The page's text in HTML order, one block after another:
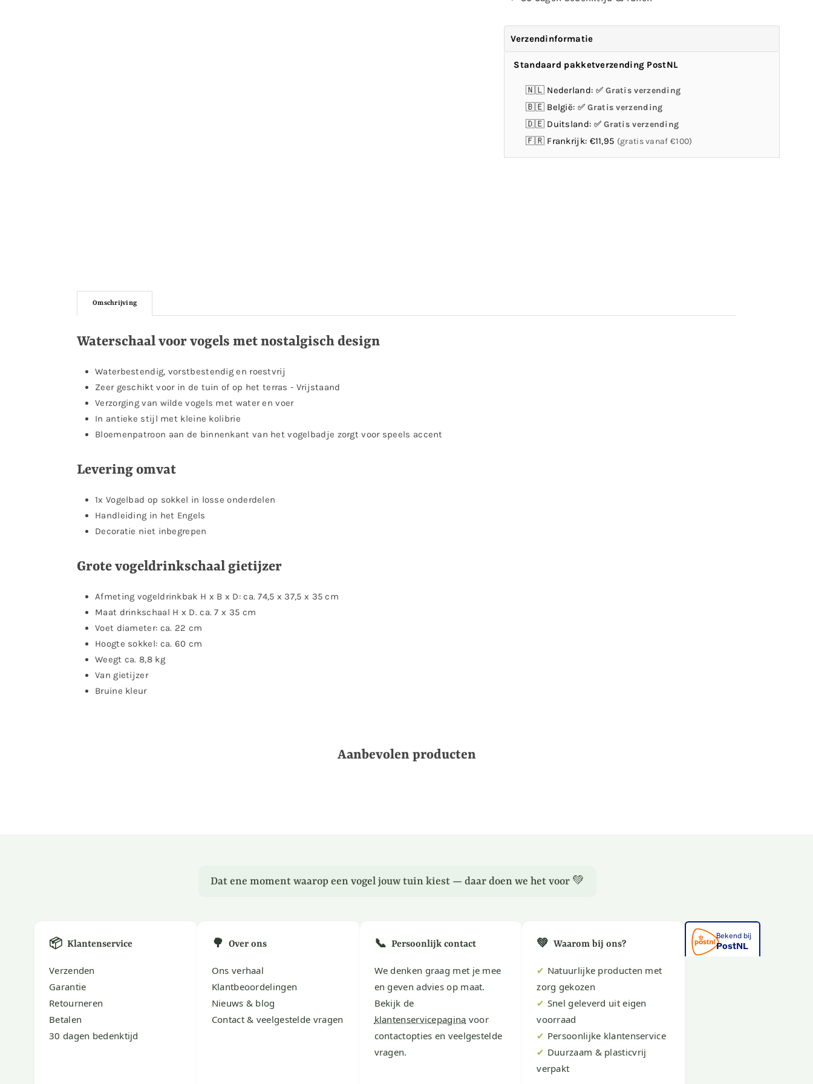
Verzendinformatie
Standaard pakketverzending PostNL
🇳🇱 Nederland: Gratis verzending
🇧🇪 België: Gratis verzending
🇩🇪 Duitsland: Gratis verzending
🇫🇷 Frankrijk: €11,95 (gratis vanaf €100)
Omschrijving
Waterschaal voor vogels met nostalgisch design
Waterbestendig, vorstbestendig en roestvrij
Zeer geschikt voor in de tuin of op het terras - Vrijstaand
Verzorging van wilde vogels met water en voer
In antieke stijl met kleine kolibrie
Bloemenpatroon aan de binnenkant van het vogelbadje zorgt voor speels accent
Levering omvat
1x Vogelbad op sokkel in losse onderdelen
Handleiding in het Engels
Decoratie niet inbegrepen
Grote vogeldrinkschaal gietijzer
Afmeting vogeldrinkbak H x B x D: ca. 74,5 x 37,5 x 35 cm
Maat drinkschaal H x D. ca. 7 x 35 cm
Voet diameter: ca. 22 cm
Hoogte sokkel: ca. 60 cm
Weegt ca. 8,8 kg
Van gietijzer
Bruine kleur
Aanbevolen producten
Dat ene moment waarop een vogel jouw tuin kiest — daar doen we het voor 💚
📦 Klantenservice
Verzenden
Garantie
Retourneren
Betalen
30 dagen bedenktijd
🌳 Over ons
Ons verhaal
Klantbeoordelingen
Nieuws & blog
Contact & veelgestelde vragen
📞 Persoonlijk contact
We denken graag met je mee
en geven advies op maat.
Bekijk de
klantenservicepagina voor
contactopties en veelgestelde
vragen.
💚 Waarom bij ons?
✔ Natuurlijke producten met
zorg gekozen
✔ Snel geleverd uit eigen
voorraad
✔ Persoonlijke klantenservice
✔ Duurzaam & plasticvrij
verpakt